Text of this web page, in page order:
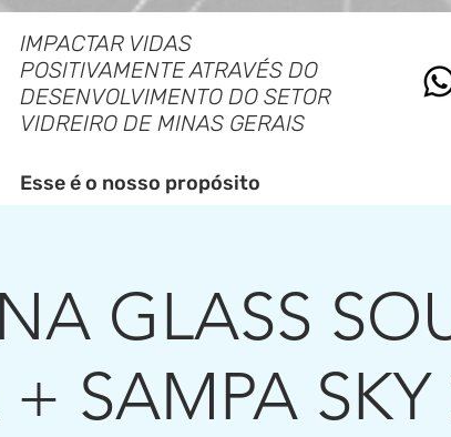
IMPACTAR VIDAS
POSITIVAMENTE ATRAVÉS DO
DESENVOLVIMENTO DO SETOR
VIDREIRO DE MINAS GERAIS
Esse é o nosso propósito
GLASS
SAMPA SKY